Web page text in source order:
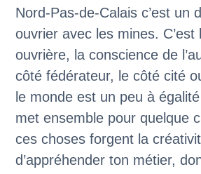
Nord-Pas-de-Calais c’est un
ouvrier avec les mines. C’est
ouvrière, la conscience de
côté fédérateur, le côté cité
le monde est un peu à
met ensemble pour quelque
ces choses forgent la
d’appréhender ton métier,